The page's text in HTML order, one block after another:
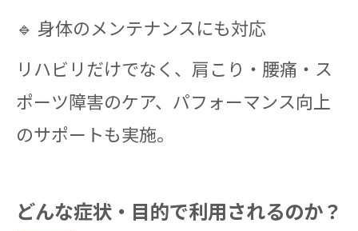
🔹 身体のメンテナンスにも対応
リハビリだけでなく、肩こり・腰痛・ス
ポーツ障害のケア、パフォーマンス向上
のサポートも実施。
どんな症状・目的で利用されるのか？